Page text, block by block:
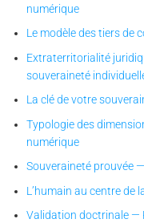
numérique
Le modèle des tiers de
Extraterritorialité
souveraineté
La clé de votre
Typologie des
numérique
Souveraineté prouvée
L’humain au centre de
Validation doctrinale —